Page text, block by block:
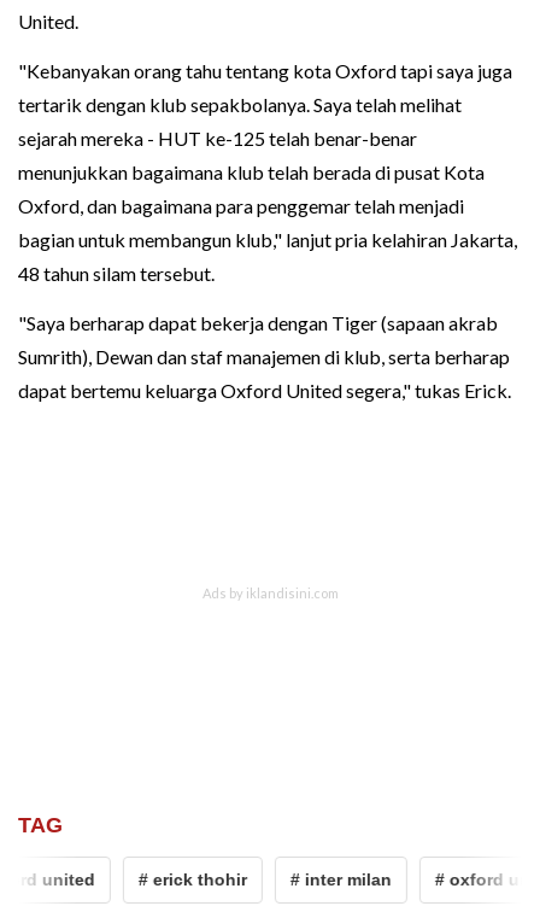
United.
"Kebanyakan orang tahu tentang kota Oxford tapi saya juga
tertarik dengan klub sepakbolanya. Saya telah melihat
sejarah mereka - HUT ke-125 telah benar-benar
menunjukkan bagaimana klub telah berada di pusat Kota
Oxford, dan bagaimana para penggemar telah menjadi
bagian untuk membangun klub," lanjut pria kelahiran Jakarta,
48 tahun silam tersebut.
"Saya berharap dapat bekerja dengan Tiger (sapaan akrab
Sumrith), Dewan dan staf manajemen di klub, serta berharap
dapat bertemu keluarga Oxford United segera," tukas Erick.
TAG
united # erick thohir # inter milan # oxford